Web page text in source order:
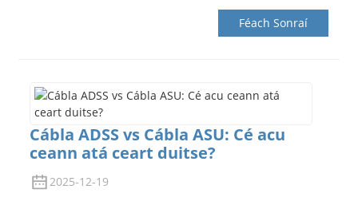
Féach Sonraí
Cábla ADSS vs Cábla ASU: Cé acu
ceann atá ceart duitse?
2025-12-19